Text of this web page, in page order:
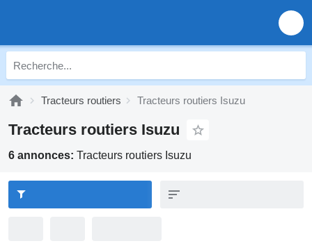
Tracteurs routiers Tracteurs routiers Isuzu
Tracteurs routiers Isuzu
6 annonces: Tracteurs routiers Isuzu